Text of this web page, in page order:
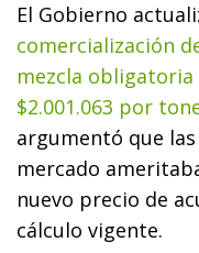
El Gobierno
comercialización
mezcla
$2.001.063 por
argumentó que
mercado
nuevo precio de
cálculo vigente.